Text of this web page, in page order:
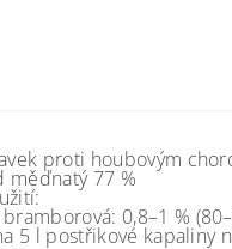
proti houbovým
měďnatý 77 %
0,8–1 %
5 l postřikové kapaliny